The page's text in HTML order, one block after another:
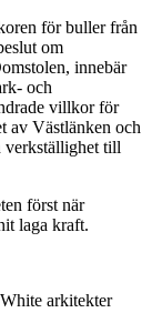
för buller från
om
innebär
och
villkor för
av Västlänken och
verkställighet till
först när
laga kraft.
arkitekter